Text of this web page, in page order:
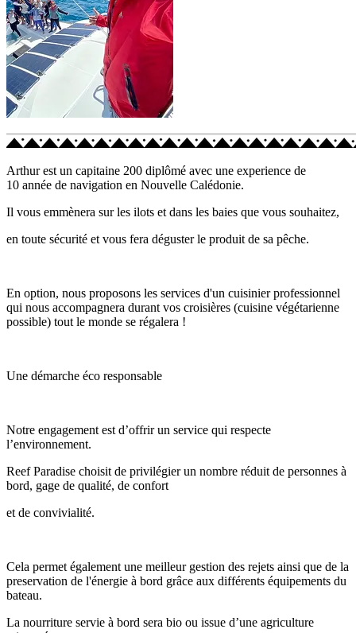
Arthur est un capitaine 200 diplômé avec une experience de
10 année de navigation en Nouvelle Calédonie.
Il vous emmènera sur les ilots et dans les baies que vous souhaitez,
en toute sécurité et vous fera déguster le produit de sa pêche.
En option, nous proposons les services d'un cuisinier professionnel
qui nous accompagnera durant vos croisières (cuisine végétarienne
possible) tout le monde se régalera !
Une démarche éco responsable
Notre engagement est d’offrir un service qui respecte
l’environnement.
Reef Paradise choisit de privilégier un nombre réduit de personnes à
bord, gage de qualité, de confort
et de convivialité.
Cela permet également une meilleur gestion des rejets ainsi que de la
preservation de l'énergie à bord grâce aux différents équipements du
bateau.
La nourriture servie à bord sera bio ou issue d’une agriculture